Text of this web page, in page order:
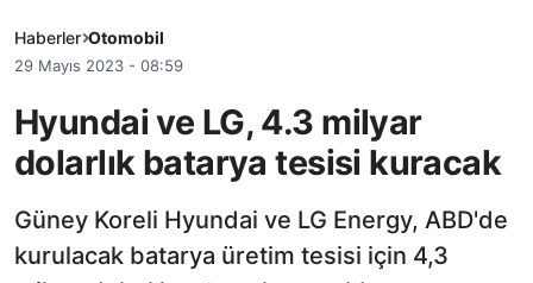
Haberler Otomobil
29 Mayıs 2023 - 08:59
Hyundai ve LG, 4.3 milyar
dolarlık batarya tesisi kuracak
Güney Koreli Hyundai ve LG Energy, ABD'de
kurulacak batarya üretim tesisi için 4,3